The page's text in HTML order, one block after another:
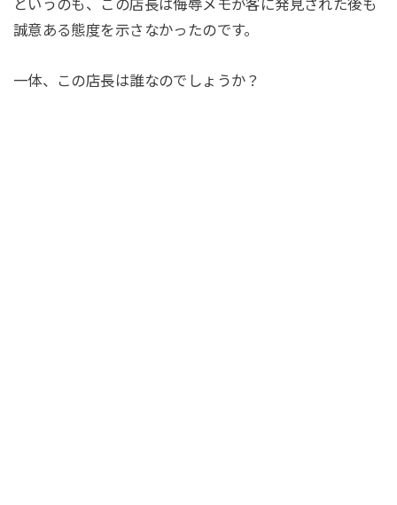
というのも、この店長は侮辱メモが客に発見された後も
誠意ある態度を示さなかったのです。
一体、この店長は誰なのでしょうか？